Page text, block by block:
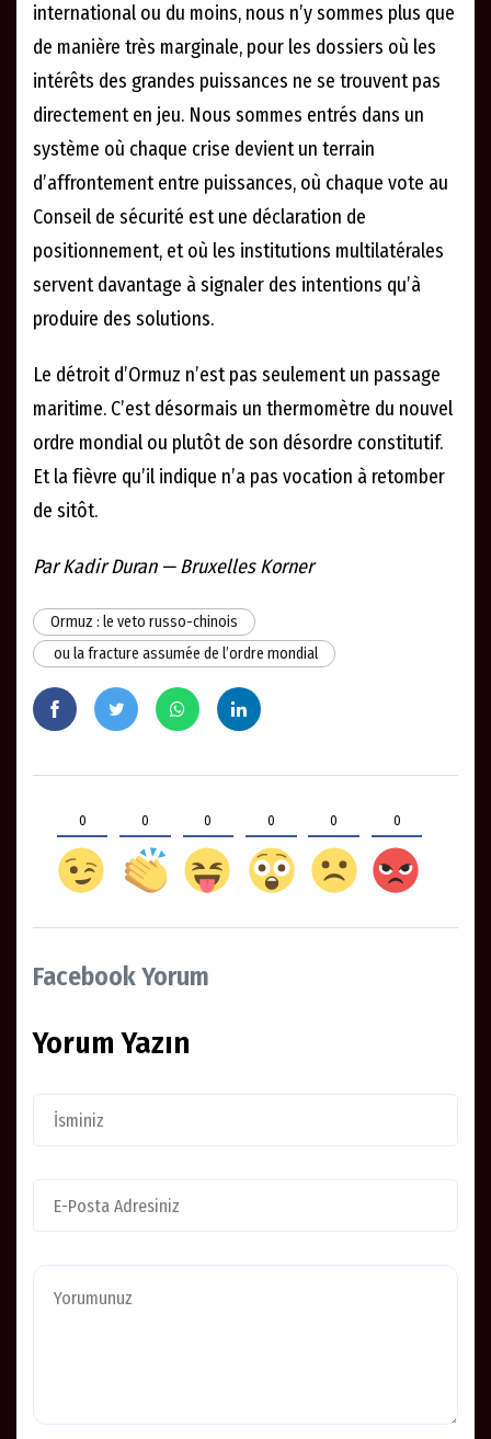
international ou du moins, nous n’y sommes plus que
de manière très marginale, pour les dossiers où les
intérêts des grandes puissances ne se trouvent pas
directement en jeu. Nous sommes entrés dans un
système où chaque crise devient un terrain
d’affrontement entre puissances, où chaque vote au
Conseil de sécurité est une déclaration de
positionnement, et où les institutions multilatérales
servent davantage à signaler des intentions qu’à
produire des solutions.
Le détroit d’Ormuz n’est pas seulement un passage
maritime. C’est désormais un thermomètre du nouvel
ordre mondial ou plutôt de son désordre constitutif.
Et la fièvre qu’il indique n’a pas vocation à retomber
de sitôt.
Par Kadir Duran — Bruxelles Korner
Ormuz : le veto russo-chinois
ou la fracture assumée de l’ordre mondial
0 0 0 0 0 0
Facebook Yorum
Yorum Yazın